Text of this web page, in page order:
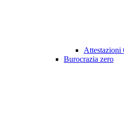
Attestazioni
Burocrazia zero